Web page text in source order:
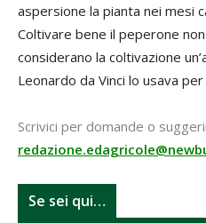
aspersione la pianta nei mesi
Coltivare bene il peperone
considerano la coltivazione
Leonardo da Vinci lo usava
Scrivici per domande o
Se sei qui…